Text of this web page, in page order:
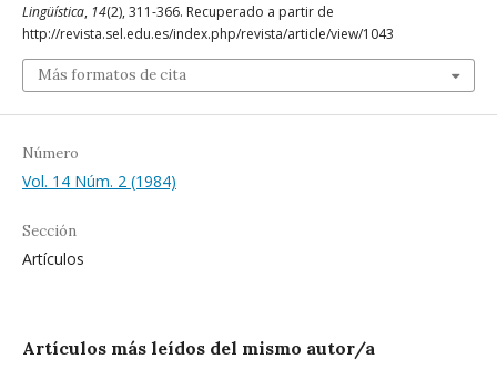
Lingüística, 14(2), 311-366. Recuperado a partir de
http://revista.sel.edu.es/index.php/revista/article/view/1043
Más formatos de cita
Número
Vol. 14 Núm. 2 (1984)
Sección
Artículos
Artículos más leídos del mismo autor/a